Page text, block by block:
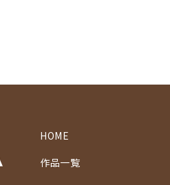
HOME
作品一覧